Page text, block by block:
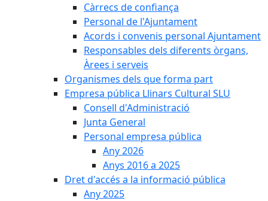
Càrrecs de confiança
Personal de l'Ajuntament
Acords i convenis personal Ajuntament
Responsables dels diferents òrgans,
Àrees i serveis
Organismes dels que forma part
Empresa pública Llinars Cultural SLU
Consell d'Administració
Junta General
Personal empresa pública
Any 2026
Anys 2016 a 2025
Dret d'accés a la informació pública
Any 2025